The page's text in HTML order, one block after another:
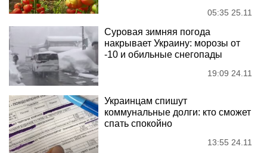
05:35 25.11
Суровая зимняя погода
накрывает Украину: морозы от
-10 и обильные снегопады
19:09 24.11
Украинцам спишут
коммунальные долги: кто сможет
спать спокойно
13:55 24.11